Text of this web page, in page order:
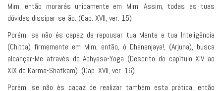
Mim; então morarás unicamente em Mim. Assim, todas as tuas
dúvidas dissipar-se-ão. (Cap. XVII, ver. 15)
Porém, se não és capaz de repousar tua Mente e tua Inteligência
(Chitta) firmemente em Mim, então, ó Dhananjaya!, (Arjuna), busca
alcançar-Me através do Abhyasa-Yoga (Descrito do capítulo XIV ao
XIX do Karma-Shatkam). (Cap. XVII, ver. 16)
Porém, se não és capaz de realizar também esta prática, então